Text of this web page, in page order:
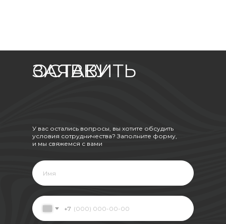
У вас остались вопросы, вы хотите обсудить
условия сотрудничества? Заполните форму,
и мы свяжемся с вами
ОСТАВИТЬ ЗАЯВКУ
+7